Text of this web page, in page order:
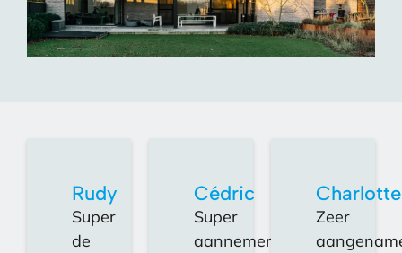
Rudy
Super
de
Cédric
Super
aannemer!
Charlotte
Zeer